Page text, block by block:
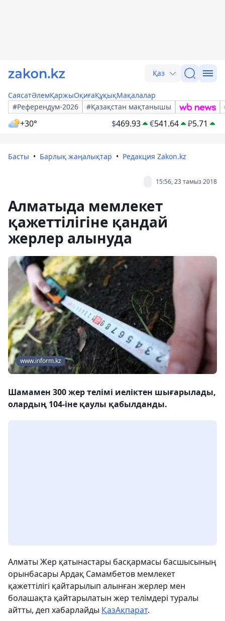
Қаз
СаясатӘлемҚаржыОқиғаҚұқықМақалалар
#Референдум-2026
#Қазақстан мақтанышы
+30° $469.93 €541.64 ₽5.71
Басты Барлық жаңалықтар Редакция Zakon.kz
15:56, 23 тамыз 2018
Алматыда мемлекет
қажеттілігіне қандай
жерлер алынуда
www.inform.kz
Шамамен 300 жер телімі иеліктен шығарылады,
олардың 104-іне қаулы қабылданды.
Алматы Жер қатынастары басқармасы басшысының
орынбасары Ардақ Самамбетов мемлекет
қажеттілігі қайтарылып алынған жерлер мен
болашақта қайтарылатын жер телімдері туралы
айтты, деп хабарлайды ҚазАқпарат.